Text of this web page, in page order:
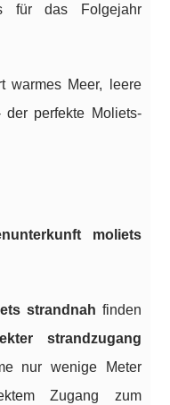
für das Folgejahr
warmes Meer, leere
der perfekte Moliets-
moliets
strandnah finden
strandzugang
nur wenige Meter
Zugang zum